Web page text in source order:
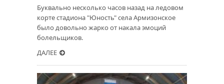
Буквально несколько часов назад на ледовом
корте стадиона "Юность" села Армизонское
было довольно жарко от накала эмоций
болельщиков.
ДАЛЕЕ